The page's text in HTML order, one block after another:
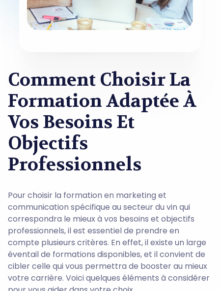
Comment Choisir La
Formation Adaptée À
Vos Besoins Et
Objectifs
Professionnels
Pour choisir la formation en marketing et
communication spécifique au secteur du vin qui
correspondra le mieux à vos besoins et objectifs
professionnels, il est essentiel de prendre en
compte plusieurs critères. En effet, il existe un large
éventail de formations disponibles, et il convient de
cibler celle qui vous permettra de booster au mieux
votre carrière. Voici quelques éléments à considérer